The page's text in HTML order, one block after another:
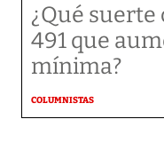
¿Qué
491 que
mínima?
COLUMNISTAS